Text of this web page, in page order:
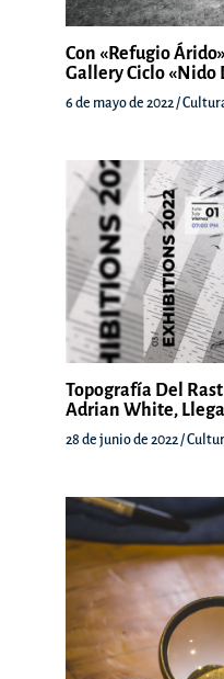
Con «Refugio
Gallery Ciclo «Nido
6 de mayo de 2022/
Topografía Del
Adrian White,
28 de junio de 2022 /